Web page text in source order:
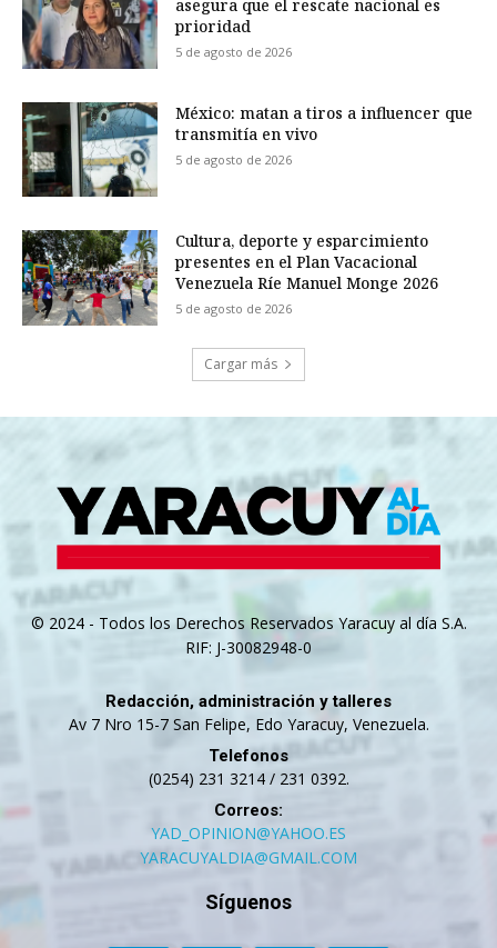
asegura que el rescate nacional es
prioridad
5 de agosto de 2026
México: matan a tiros a influencer que
transmitía en vivo
5 de agosto de 2026
Cultura, deporte y esparcimiento
presentes en el Plan Vacacional
Venezuela Ríe Manuel Monge 2026
5 de agosto de 2026
Cargar más
© 2024 - Todos los Derechos Reservados Yaracuy al día S.A.
RIF: J-30082948-0
Redacción, administración y talleres
Av 7 Nro 15-7 San Felipe, Edo Yaracuy, Venezuela.
Telefonos
(0254) 231 3214 / 231 0392.
Correos:
YAD_OPINION@YAHOO.ES
YARACUYALDIA@GMAIL.COM
Síguenos